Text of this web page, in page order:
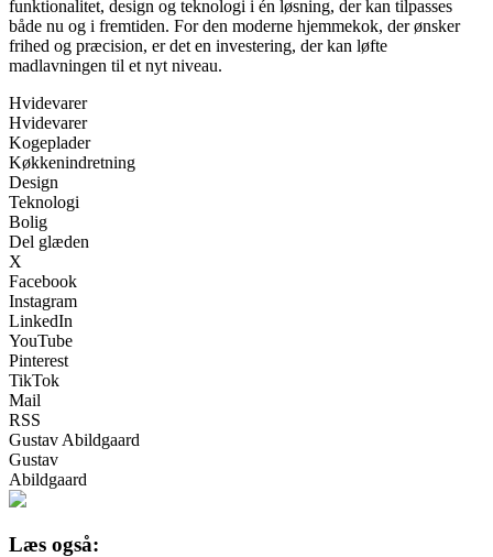
funktionalitet, design og teknologi i én løsning, der kan tilpasses
både nu og i fremtiden. For den moderne hjemmekok, der ønsker
frihed og præcision, er det en investering, der kan løfte
madlavningen til et nyt niveau.
Hvidevarer
Hvidevarer
Kogeplader
Køkkenindretning
Design
Teknologi
Bolig
Del glæden
X
Facebook
Instagram
LinkedIn
YouTube
Pinterest
TikTok
Mail
RSS
Gustav Abildgaard
Gustav
Abildgaard
Læs også: